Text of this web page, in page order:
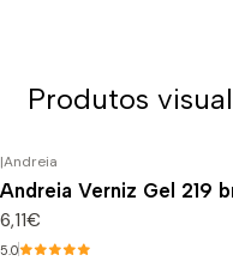
Produtos
|Andreia
Andreia Verniz Gel 219
6,11€
5.0